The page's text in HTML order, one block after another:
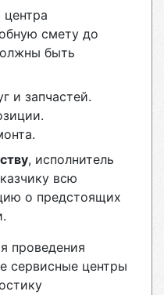
центра
смету до
быть
и запчастей.
, исполнитель
всю
о предстоящих
проведения
сервисные центры